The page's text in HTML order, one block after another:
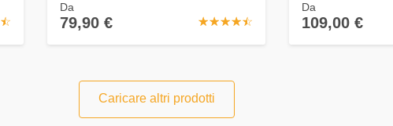
☆
★ ☆☆☆☆☆
★★★★★
Da
79,90 €
Da
109,00 €
Caricare altri prodotti